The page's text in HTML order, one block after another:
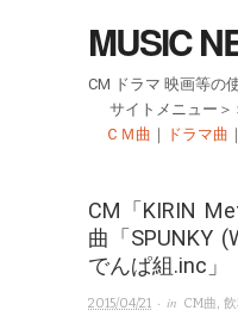
MUSIC
CM ドラマ 映画等の
サイトメニュー＞
ＣＭ曲 ｜ ドラマ曲 ｜
CM「KIRIN
曲「SPUNKY
でんぱ組.inc」
2015/04/21 · in CM曲,